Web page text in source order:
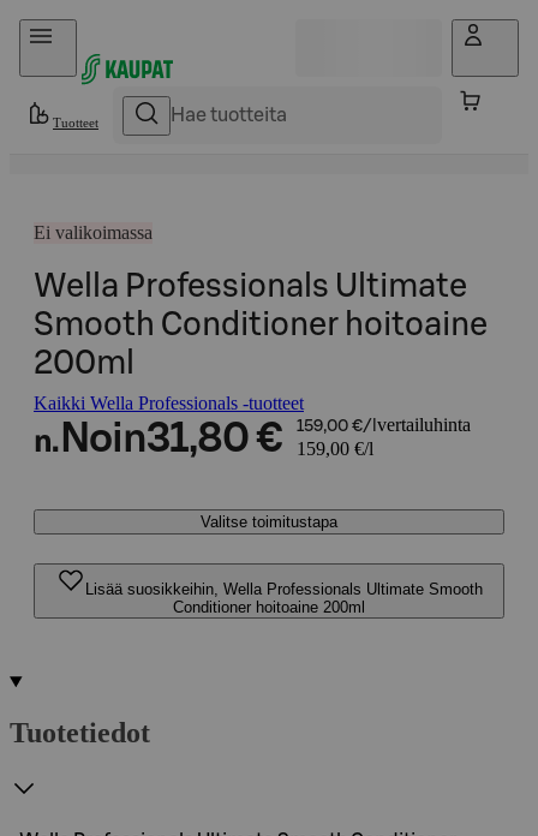
Hyppää sisältöön
Tuotteet
Ei valikoimassa
Wella Professionals Ultimate
Smooth Conditioner hoitoaine
200ml
Kaikki Wella Professionals -tuotteet
n. Noin31,80 € 159,00 €/l vertailuhinta
159,00 €/l
Valitse toimitustapa
Lisää suosikkeihin, Wella Professionals Ultimate Smooth
Conditioner hoitoaine 200ml
Tuotetiedot